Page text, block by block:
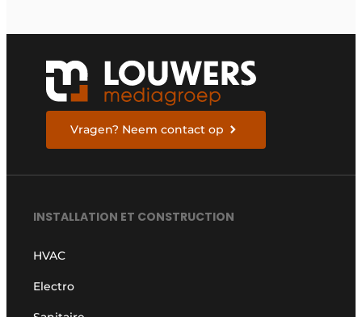
Vragen? Neem contact op
INSTALLATION ET CONSTRUCTION
HVAC
Electro